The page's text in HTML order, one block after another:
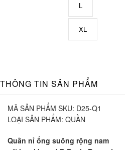
L
XL
THÔNG TIN SẢN PHẨM
MÃ SẢN PHẨM SKU: D25-Q1
LOẠI SẢN PHẨM: QUẦN
Quần nỉ ống suông rộng nam